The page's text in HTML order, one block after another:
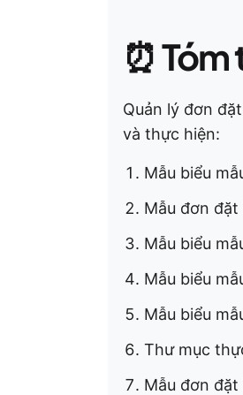
⏰Tóm
Quản lý đơn
và thực hiện:
Mẫu biểu
Mẫu đơn
Mẫu biểu
Mẫu biểu
Mẫu biểu
Thư mục
Mẫu đơn đặt